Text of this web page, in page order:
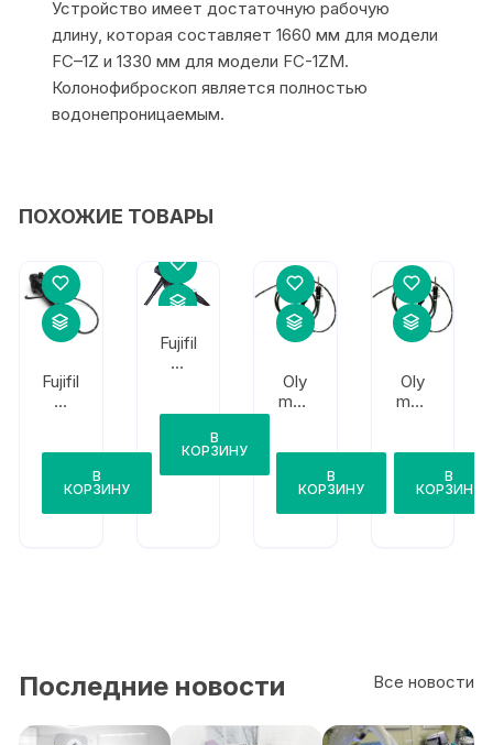
Устройство имеет достаточную рабочую
длину, которая составляет 1660 мм для модели
FС–1Z и 1330 мм для модели FC-1ZM.
Колонофиброскоп является полностью
водонепроницаемым.
ПОХОЖИЕ ТОВАРЫ
Fujifil
m
В
КОРЗИНУ
Fujifil
m
В
КОРЗИНУ
Oly
mpu
В
КОРЗИНУ
Oly
mpu
0
В
КОРЗИНУ
Все новости
Последние новости